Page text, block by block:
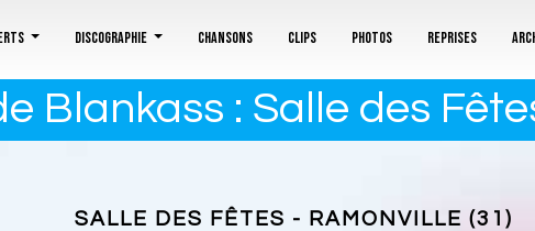
Discographie Chansons Clips Photos Reprises
Blankass : Salle des
SALLE DES FÊTES - RAMONVILLE (31)